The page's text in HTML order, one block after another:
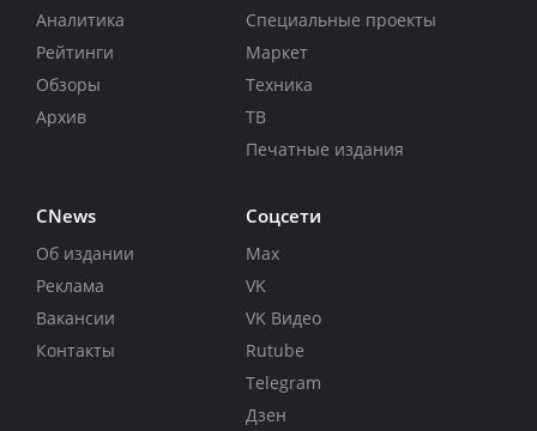
Аналитика
Рейтинги
Обзоры
Архив
Специальные проекты
Маркет
Техника
ТВ
Печатные издания
CNews
Об издании
Реклама
Вакансии
Контакты
Соцсети
Max
VK
VK Видео
Rutube
Telegram
Дзен